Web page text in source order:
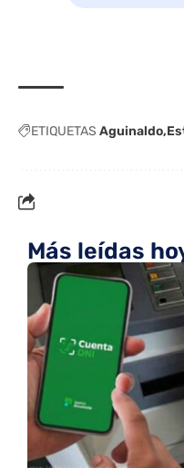
ETIQUETAS Aguinaldo
Más leídas